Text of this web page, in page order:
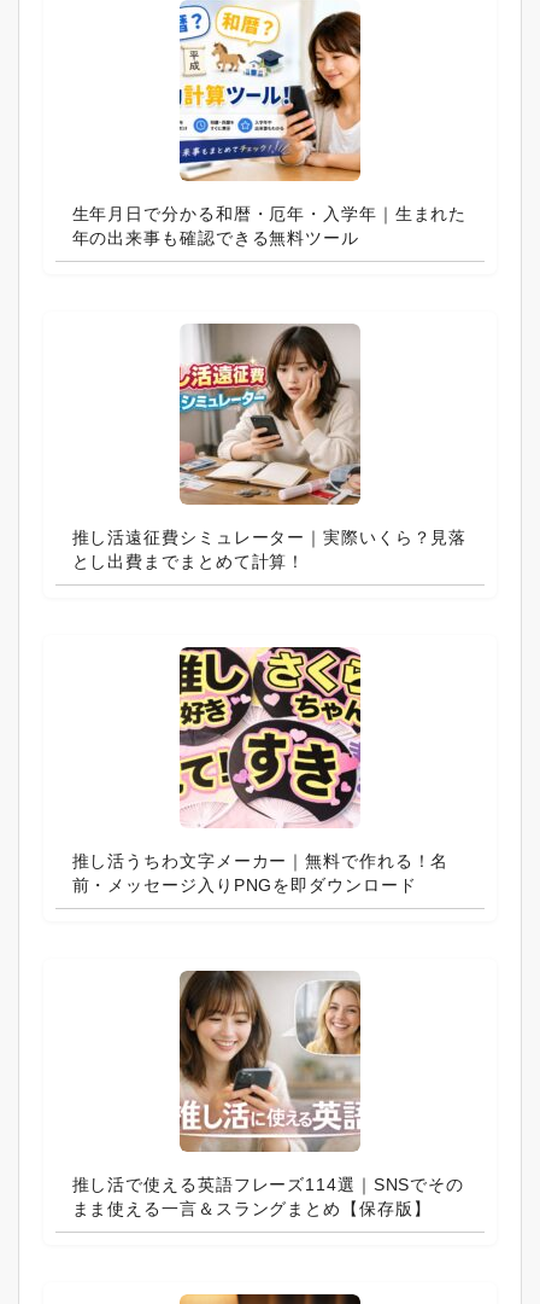
生年月日で分かる和暦・厄年・入学年｜生まれた
年の出来事も確認できる無料ツール
推し活遠征費シミュレーター｜実際いくら？見落
とし出費までまとめて計算！
推し活うちわ文字メーカー｜無料で作れる！名
前・メッセージ入りPNGを即ダウンロード
推し活で使える英語フレーズ114選｜SNSでその
まま使える一言＆スラングまとめ【保存版】